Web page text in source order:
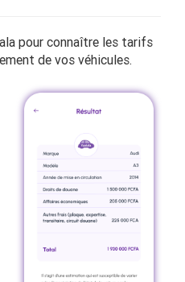
pour connaître les tarifs
de vos véhicules.